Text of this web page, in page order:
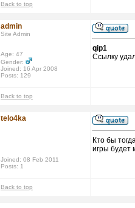
Back to top
admin
Site Admin
Age: 47
Gender:
Joined: 16 Apr 2008
Posts: 129
qip1
Ссылку
Back to top
telo4ka
Joined: 08 Feb 2011
Posts: 1
Кто бы
игры будет
Back to top